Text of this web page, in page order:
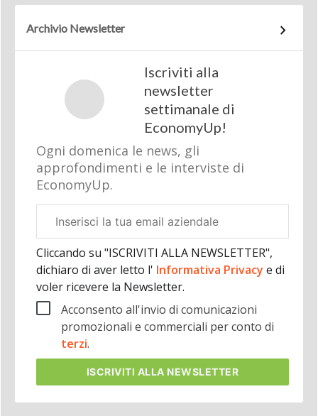
Archivio Newsletter
Iscriviti alla
newsletter
settimanale di
EconomyUp!
Ogni domenica le news, gli
approfondimenti e le interviste di
EconomyUp.
aziendale
Cliccando su "ISCRIVITI ALLA NEWSLETTER",
dichiaro di aver letto l' Informativa Privacy e di
voler ricevere la Newsletter.
Acconsento all'invio di comunicazioni
promozionali e commerciali per conto di
terzi.
ISCRIVITI ALLA NEWSLETTER